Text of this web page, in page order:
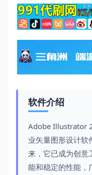
软件介绍
Adobe Illustrator
业矢量图形设计软
来，它已成为创意
能和稳定的性能，